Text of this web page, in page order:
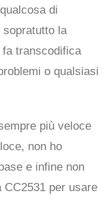
di
la
fa transcodifica
o qualsiasi
più veloce
non ho
e infine non
per usare